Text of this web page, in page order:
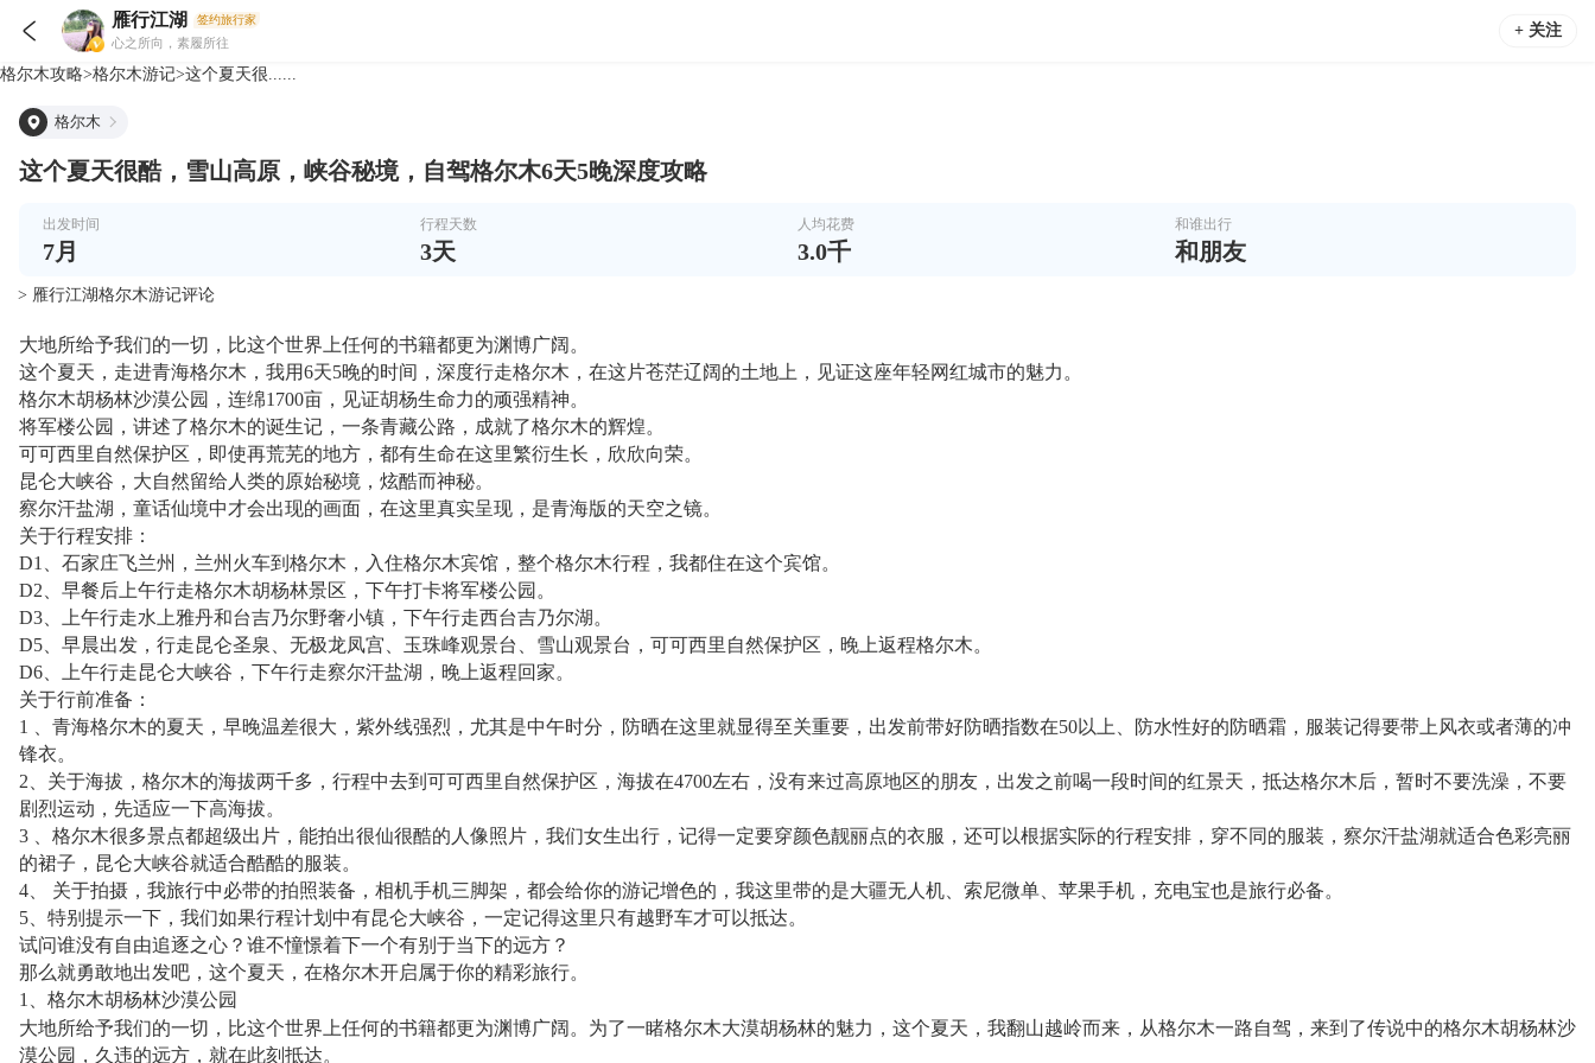
 雁行江湖 签约旅行家
心之所向，素履所往
+ 关注
格尔木攻略>格尔木游记>这个夏天很......
格尔木
这个夏天很酷，雪山高原，峡谷秘境，自驾格尔木6天5晚深度攻略
出发时间
7月
行程天数
3天
人均花费
3.0千
和谁出行
和朋友
> 雁行江湖格尔木游记评论
大地所给予我们的一切，比这个世界上任何的书籍都更为渊博广阔。
这个夏天，走进青海格尔木，我用6天5晚的时间，深度行走格尔木，在这片苍茫辽阔的土地上，见证这座年轻网红城市的魅力。
格尔木胡杨林沙漠公园，连绵1700亩，见证胡杨生命力的顽强精神。
将军楼公园，讲述了格尔木的诞生记，一条青藏公路，成就了格尔木的辉煌。
可可西里自然保护区，即使再荒芜的地方，都有生命在这里繁衍生长，欣欣向荣。
昆仑大峡谷，大自然留给人类的原始秘境，炫酷而神秘。
察尔汗盐湖，童话仙境中才会出现的画面，在这里真实呈现，是青海版的天空之镜。
关于行程安排：
D1、石家庄飞兰州，兰州火车到格尔木，入住格尔木宾馆，整个格尔木行程，我都住在这个宾馆。
D2、早餐后上午行走格尔木胡杨林景区，下午打卡将军楼公园。
D3、上午行走水上雅丹和台吉乃尔野奢小镇，下午行走西台吉乃尔湖。
D5、早晨出发，行走昆仑圣泉、无极龙凤宫、玉珠峰观景台、雪山观景台，可可西里自然保护区，晚上返程格尔木。
D6、上午行走昆仑大峡谷，下午行走察尔汗盐湖，晚上返程回家。
关于行前准备：
1 、青海格尔木的夏天，早晚温差很大，紫外线强烈，尤其是中午时分，防晒在这里就显得至关重要，出发前带好防晒指数在50以上、防水性好的防晒霜，服装记得要带上风衣或者薄的冲
锋衣。
2、关于海拔，格尔木的海拔两千多，行程中去到可可西里自然保护区，海拔在4700左右，没有来过高原地区的朋友，出发之前喝一段时间的红景天，抵达格尔木后，暂时不要洗澡，不要
剧烈运动，先适应一下高海拔。
3 、格尔木很多景点都超级出片，能拍出很仙很酷的人像照片，我们女生出行，记得一定要穿颜色靓丽点的衣服，还可以根据实际的行程安排，穿不同的服装，察尔汗盐湖就适合色彩亮丽
的裙子，昆仑大峡谷就适合酷酷的服装。
4、 关于拍摄，我旅行中必带的拍照装备，相机手机三脚架，都会给你的游记增色的，我这里带的是大疆无人机、索尼微单、苹果手机，充电宝也是旅行必备。
5、特别提示一下，我们如果行程计划中有昆仑大峡谷，一定记得这里只有越野车才可以抵达。
试问谁没有自由追逐之心？谁不憧憬着下一个有别于当下的远方？
那么就勇敢地出发吧，这个夏天，在格尔木开启属于你的精彩旅行。
1、格尔木胡杨林沙漠公园
大地所给予我们的一切，比这个世界上任何的书籍都更为渊博广阔。为了一睹格尔木大漠胡杨林的魅力，这个夏天，我翻山越岭而来，从格尔木一路自驾，来到了传说中的格尔木胡杨林沙
漠公园，久违的远方，就在此刻抵达。